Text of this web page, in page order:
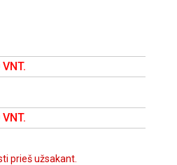
VNT.
VNT.
prieš užsakant.